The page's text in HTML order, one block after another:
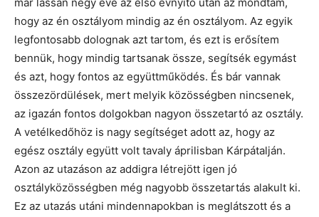
hogy az én osztályom mindig az én osztályom. Az egyik
legfontosabb dolognak azt tartom, és ezt is erősítem
bennük, hogy mindig tartsanak össze, segítsék egymást
és azt, hogy fontos az együttműködés. És bár vannak
összezördülések, mert melyik közösségben nincsenek,
az igazán fontos dolgokban nagyon összetartó az osztály.
A vetélkedőhöz is nagy segítséget adott az, hogy az
egész osztály együtt volt tavaly áprilisban Kárpátalján.
Azon az utazáson az addigra létrejött igen jó
osztályközösségben még nagyobb összetartás alakult ki.
Ez az utazás utáni mindennapokban is meglátszott és a